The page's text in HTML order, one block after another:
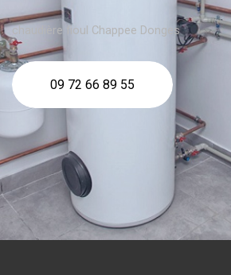
chaudière fioul Chappee Donges
09 72 66 89 55